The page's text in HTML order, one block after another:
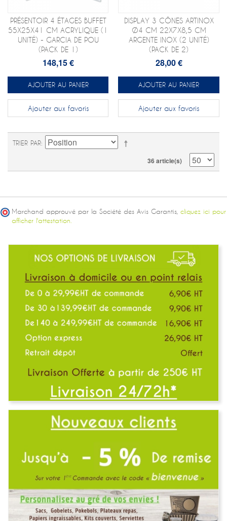
PRÉSENTOIR 4 ÉTAGES BUFFET
55X25X41 CM ACRYLIQUE (1
UNITÉ) - GARCIA DE POU
(PACK DE 1)
148,15 €
AJOUTER AU PANIER
Ajouter aux favoris
DISPLAY 3 CÔNES ARTINOX
Ø4 CM 22X7X8,5 CM
ARGENTE INOX (2 UNITÉ)
(PACK DE 2)
28,00 €
AJOUTER AU PANIER
Ajouter aux favoris
TRIER PAR
36 article(s)
Marchand approuvé par la Société des Avis Garantis, cliquez ici pour
afficher l'attestation.